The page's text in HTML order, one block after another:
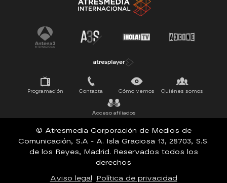
SUEÑOS DE LIBERTAD
Programación Contacta Cómo vernos Quiénes somos
Acceso afiliados
© Atresmedia Corporación de Medios de
Comunicación, S.A - A. Isla Graciosa 13, 28703, S.S.
de los Reyes, Madrid. Reservados todos los
derechos
Aviso legal Política de privacidad